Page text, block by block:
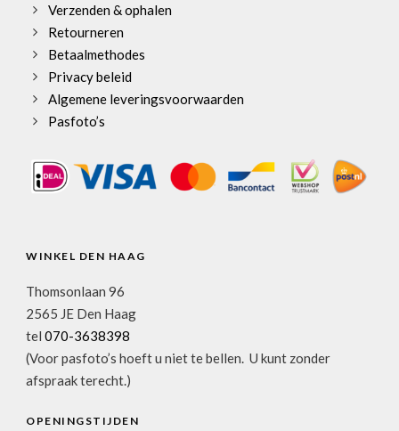
Verzenden & ophalen
Retourneren
Betaalmethodes
Privacy beleid
Algemene leveringsvoorwaarden
Pasfoto’s
WINKEL DEN HAAG
Thomsonlaan 96
2565 JE Den Haag
tel 070-3638398
(Voor pasfoto’s hoeft u niet te bellen. U kunt zonder
afspraak terecht.)
OPENINGSTIJDEN